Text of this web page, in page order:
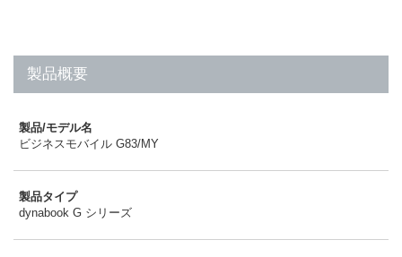
製品概要
製品/モデル名
ビジネスモバイル G83/MY
製品タイプ
dynabook G シリーズ